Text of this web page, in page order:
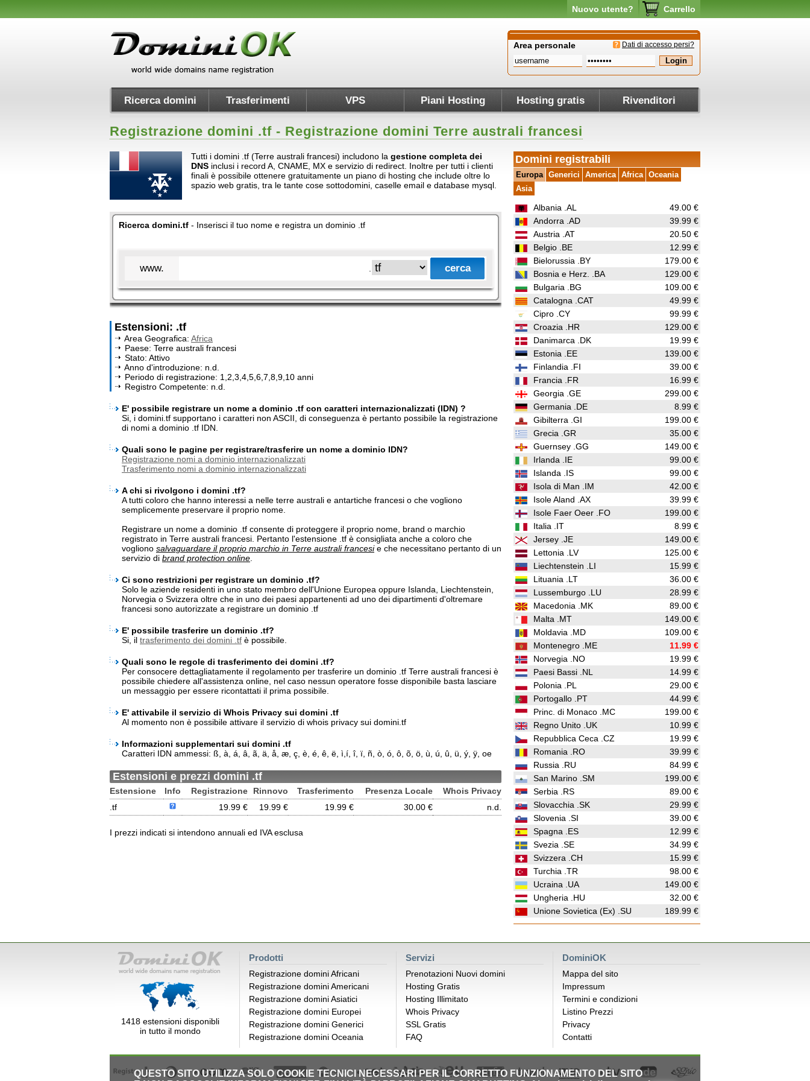
Nuovo utente? Carrello
Dati di accesso persi?
Area personale
Ricerca domini Trasferimenti VPS Piani Hosting Hosting gratis Rivenditori
Registrazione domini .tf - Registrazione domini Terre australi francesi
Tutti i domini .tf (Terre australi francesi) includono la gestione completa dei
DNS inclusi i record A, CNAME, MX e servizio di redirect. Inoltre per tutti i clienti
finali è possibile ottenere gratuitamente un piano di hosting che include oltre lo
spazio web gratis, tra le tante cose sottodomini, caselle email e database mysql.
Ricerca domini.tf - Inserisci il tuo nome e registra un dominio .tf
www.
Estensioni: .tf
Area Geografica: Africa
Paese: Terre australi francesi
Stato: Attivo
Anno d'introduzione: n.d.
Periodo di registrazione: 1,2,3,4,5,6,7,8,9,10 anni
Registro Competente: n.d.
E' possibile registrare un nome a dominio .tf con caratteri internazionalizzati (IDN) ?
Si, i domini.tf supportano i caratteri non ASCII, di conseguenza è pertanto possibile la registrazione
di nomi a dominio .tf IDN.
Quali sono le pagine per registrare/trasferire un nome a dominio IDN?
Registrazione nomi a dominio internazionalizzati
Trasferimento nomi a dominio internazionalizzati
A chi si rivolgono i domini .tf?
A tutti coloro che hanno interessi a nelle terre australi e antartiche francesi o che vogliono
semplicemente preservare il proprio nome.
Registrare un nome a dominio .tf consente di proteggere il proprio nome, brand o marchio
registrato in Terre australi francesi. Pertanto l'estensione .tf è consigliata anche a coloro che
vogliono salvaguardare il proprio marchio in Terre australi francesie che necessitano pertanto di un
servizio di brand protection online
Ci sono restrizioni per registrare un dominio .tf?
Solo le aziende residenti in uno stato membro dell'Unione Europea oppure Islanda, Liechtenstein,
Norvegia o Svizzera oltre che in uno dei paesi appartenenti ad uno dei dipartimenti d'oltremare
francesi sono autorizzate a registrare un dominio .tf
E' possibile trasferire un dominio .tf?
Si, il trasferimento dei domini .tf è possibile.
Quali sono le regole di trasferimento dei domini .tf?
Per consocere dettagliatamente il regolamento per trasferire un dominio .tf Terre australi francesi è
possibile chiedere all'assistenza online, nel caso nessun operatore fosse disponibile basta lasciare
un messaggio per essere ricontattati il prima possibile.
E' attivabile il servizio di Whois Privacy sui domini .tf
Al momento non è possibile attivare il servizio di whois privacy sui domini.tf
Informazioni supplementari sui domini .tf
Caratteri IDN ammessi: ß, à, á, â, ã, ä, å, æ, ç, è, é, ê, ë, ì,í, î, ï, ñ, ò, ó, ô, õ, ö, ù, ú, û, ü, ý, ÿ, oe
Estensioni e prezzi domini .tf
Estensione Info Registrazione Rinnovo Trasferimento Presenza Locale
Whois Privacy
.tf
19.99 € 19.99 € 19.99 € 30.00 € n.d.
I prezzi indicati si intendono annuali ed IVA esclusa
Domini registrabili
Europa Generici America Africa Oceania
Asia
Albania .AL
49.00 €
Andorra .AD
39.99 €
Austria .AT
20.50 €
Belgio .BE
12.99 €
Bielorussia .BY
179.00 €
Bosnia e Herz. .BA
129.00 €
Bulgaria .BG
109.00 €
Catalogna .CAT
49.99 €
Cipro .CY
99.99 €
Croazia .HR
129.00 €
Danimarca .DK
19.99 €
Estonia .EE
139.00 €
Finlandia .FI
39.00 €
Francia .FR
16.99 €
Georgia .GE
299.00 €
Germania .DE
8.99 €
Gibilterra .GI
199.00 €
Grecia .GR
35.00 €
Guernsey .GG
149.00 €
Irlanda .IE
99.00 €
Islanda .IS
99.00 €
Isola di Man .IM
42.00 €
Isole Aland .AX
39.99 €
Isole Faer Oeer .FO
199.00 €
Italia .IT
8.99 €
Jersey .JE
149.00 €
Lettonia .LV
125.00 €
Liechtenstein .LI
15.99 €
Lituania .LT
36.00 €
Lussemburgo .LU
28.99 €
Macedonia .MK
89.00 €
Malta .MT
149.00 €
Moldavia .MD
109.00 €
Montenegro .ME
11.99 €
Norvegia .NO
19.99 €
Paesi Bassi .NL
14.99 €
Polonia .PL
29.00 €
Portogallo .PT
44.99 €
Princ. di Monaco .MC
199.00 €
Regno Unito .UK
10.99 €
Repubblica Ceca .CZ
19.99 €
Romania .RO
39.99 €
Russia .RU
84.99 €
San Marino .SM
199.00 €
Serbia .RS
89.00 €
Slovacchia .SK
29.99 €
Slovenia .SI
39.00 €
Spagna .ES
12.99 €
Svezia .SE
34.99 €
Svizzera .CH
15.99 €
Turchia .TR
98.00 €
Ucraina .UA
149.00 €
Ungheria .HU
32.00 €
Unione Sovietica (Ex) .SU
189.99 €
1418 estensioni disponibli
in tutto il mondo
Prodotti
Registrazione domini Africani
Registrazione domini Americani
Registrazione domini Asiatici
Registrazione domini Europei
Registrazione domini Generici
Registrazione domini Oceania
Servizi
Prenotazioni Nuovi domini
Hosting Gratis
Hosting Illimitato
Whois Privacy
SSL Gratis
FAQ
DominiOK
Mappa del sito
Impressum
Termini e condizioni
Listino Prezzi
Privacy
Contatti
QUESTO SITO UTILIZZA SOLO COOKIE TECNICI NECESSARI PER IL CORRETTO FUNZIONAMENTO DEL SITO